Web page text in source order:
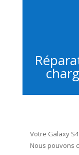
Votre Galaxy
Nous pouvons